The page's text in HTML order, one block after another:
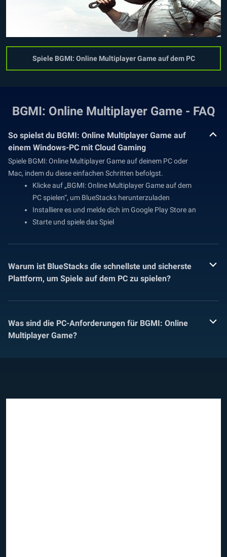
Spiele BGMI: Online Multiplayer Game auf dem PC
BGMI: Online Multiplayer Game - FAQ
So spielst du BGMI: Online Multiplayer Game auf
einem Windows-PC mit Cloud Gaming
Spiele BGMI: Online Multiplayer Game auf deinem PC oder
Mac, indem du diese einfachen Schritten befolgst.
Klicke auf „BGMI: Online Multiplayer Game auf dem
PC spielen“, um BlueStacks herunterzuladen
Installiere es und melde dich im Google Play Store an
Starte und spiele das Spiel
Warum ist BlueStacks die schnellste und sicherste
Plattform, um Spiele auf dem PC zu spielen?
Was sind die PC-Anforderungen für BGMI: Online
Multiplayer Game?